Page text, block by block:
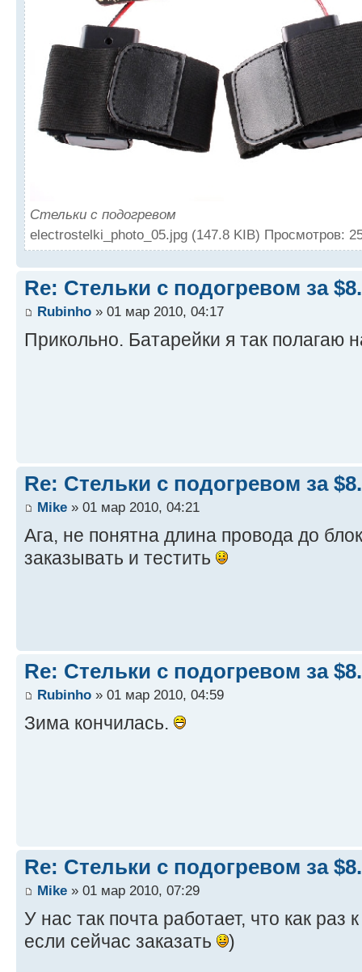
Стельки с подогревом
electrostelki_photo_05.jpg (147.8 KIB) Просмотров:
Re: Стельки с подогревом за
Rubinho » 01 мар 2010, 04:17
Прикольно. Батарейки я так полагаю
Re: Стельки с подогревом за
Mike » 01 мар 2010, 04:21
Ага, не понятна длина провода до
заказывать и тестить
Re: Стельки с подогревом за
Rubinho » 01 мар 2010, 04:59
Зима кончилась.
Re: Стельки с подогревом за
Mike » 01 мар 2010, 07:29
У нас так почта работает, что как
если сейчас заказать
)